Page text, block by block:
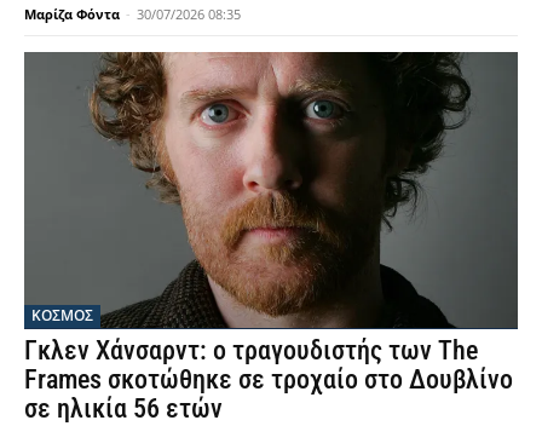
Μαρίζα Φόντα - 30/07/2026 08:35
ΚΟΣΜΟΣ
Γκλεν Χάνσαρντ: ο τραγουδιστής των The
Frames σκοτώθηκε σε τροχαίο στο Δουβλίνο
σε ηλικία 56 ετών